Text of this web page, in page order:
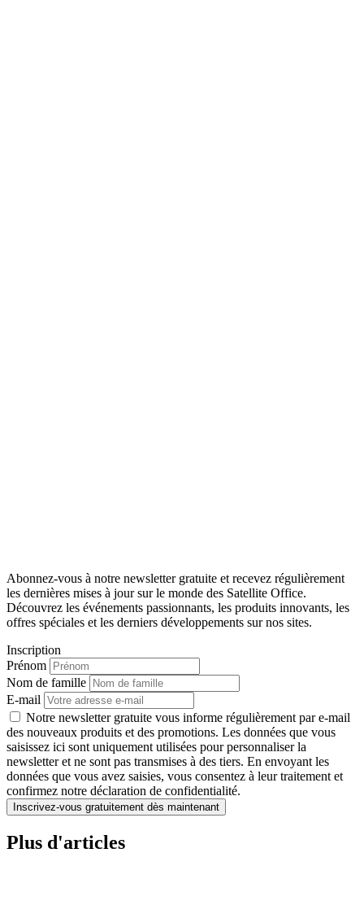
Abonnez-vous à notre newsletter gratuite et recevez régulièrement
les dernières mises à jour sur le monde des Satellite Office.
Découvrez les événements passionnants, les produits innovants, les
offres spéciales et les derniers développements sur nos sites.
Inscription
Prénom
Nom de famille
E-mail
Notre newsletter gratuite vous informe régulièrement par e-mail
des nouveaux produits et des promotions. Les données que vous
saisissez ici sont uniquement utilisées pour personnaliser la
newsletter et ne sont pas transmises à des tiers. En envoyant les
données que vous avez saisies, vous consentez à leur traitement et
confirmez notre déclaration de confidentialité.
Inscrivez-vous gratuitement dès maintenant
Plus d'articles